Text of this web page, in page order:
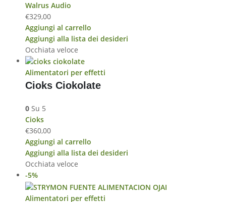
Walrus Audio
€329,00
Aggiungi al carrello
Aggiungi alla lista dei desideri
Occhiata veloce
Alimentatori per effetti
Cioks Ciokolate
0Su 5
Cioks
€360,00
Aggiungi al carrello
Aggiungi alla lista dei desideri
Occhiata veloce
-5%
Alimentatori per effetti